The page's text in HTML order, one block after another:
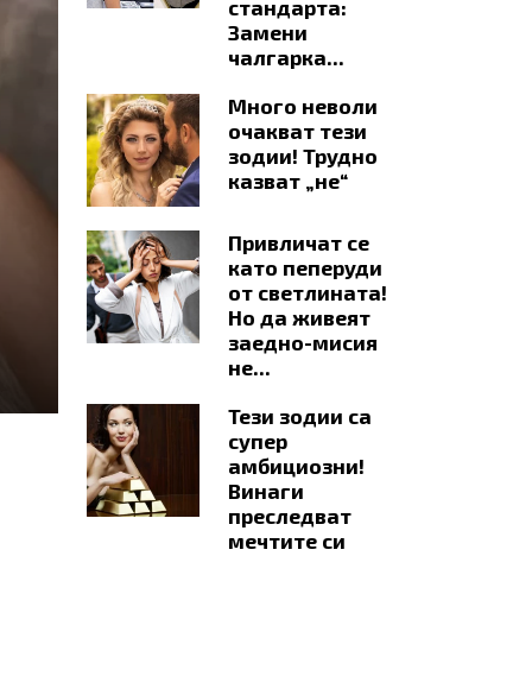
стандарта:
Замени
чалгарка...
Много неволи
очакват тези
зодии! Трудно
казват „не“
Привличат се
като пеперуди
от светлината!
Но да живеят
заедно-мисия
не...
Тези зодии са
супер
амбициозни!
Винаги
преследват
мечтите си